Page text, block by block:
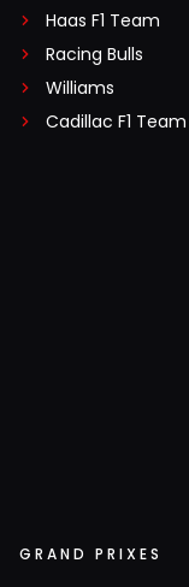
Haas F1 Team
Racing Bulls
Williams
Cadillac F1 Team
GRAND PRIXES